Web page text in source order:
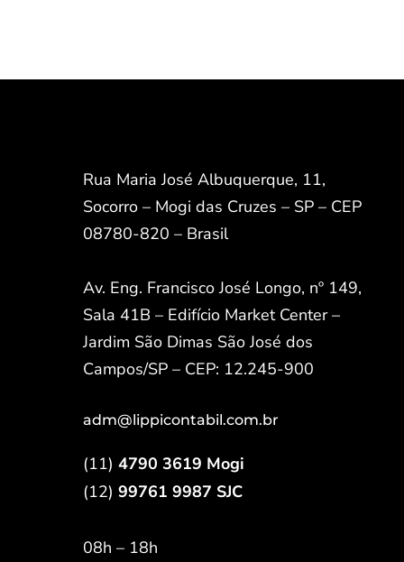
Rua Maria José Albuquerque, 11,
Socorro – Mogi das Cruzes – SP – CEP
08780-820 – Brasil
Av. Eng. Francisco José Longo, nº 149,
Sala 41B – Edifício Market Center –
Jardim São Dimas São José dos
Campos/SP – CEP: 12.245-900
adm@lippicontabil.com.br
(11) 4790 3619 Mogi
(12) 99761 9987 SJC
08h – 18h